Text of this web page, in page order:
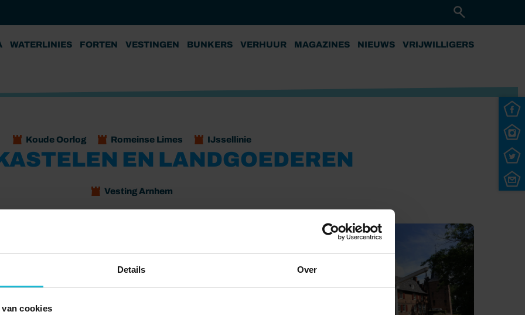
Details Over
cookies
WATERLINIES FORTEN VESTINGEN BUNKERS VERHUUR MAGAZINES NIEUWS VRIJWILLIGERS
Koude Oorlog Romeinse Limes IJssellinie
EN LANDGOEDEREN
Vesting Arnhem
landschap van uitgestrekte landgoederen,
gedeelte van dit gebied, prachtig gelegen tussen Het
altijd veel aantrekkingskracht op welgestelde families.
en parken aan. Daarom staat de Veluwezoom nu